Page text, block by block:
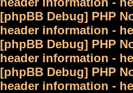
[phpBB Debug] PHP
header information -
[phpBB Debug] PHP
header information -
[phpBB Debug] PHP
header information -